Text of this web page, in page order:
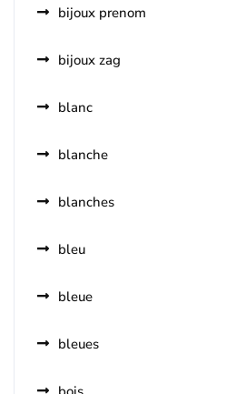
bijoux prenom
bijoux zag
blanc
blanche
blanches
bleu
bleue
bleues